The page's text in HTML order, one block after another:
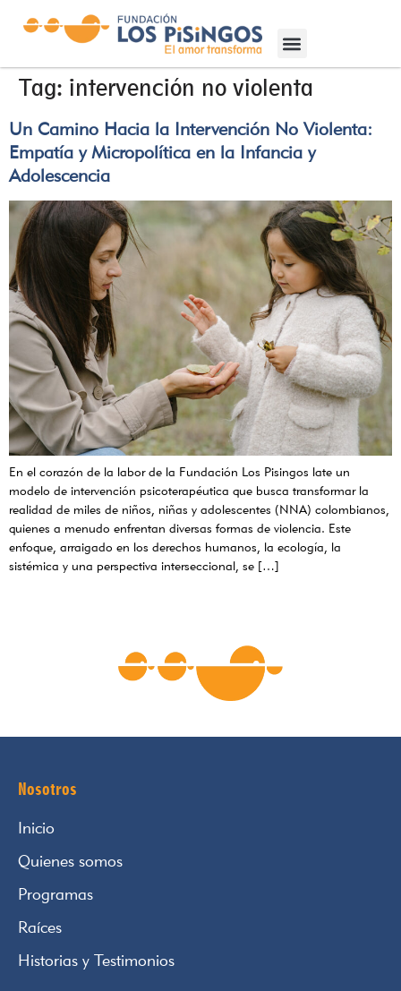
Tag: intervención no violenta
Un Camino Hacia la Intervención No Violenta:
Empatía y Micropolítica en la Infancia y
Adolescencia
En el corazón de la labor de la Fundación Los Pisingos late un
modelo de intervención psicoterapéutica que busca transformar la
realidad de miles de niños, niñas y adolescentes (NNA) colombianos,
quienes a menudo enfrentan diversas formas de violencia. Este
enfoque, arraigado en los derechos humanos, la ecología, la
sistémica y una perspectiva interseccional, se […]
Nosotros
Inicio
Quienes somos
Programas
Raíces
Historias y Testimonios